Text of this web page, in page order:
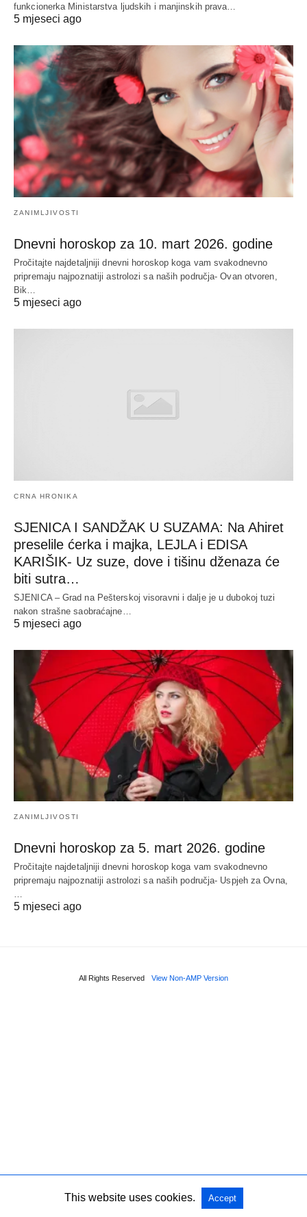
funkcionerka Ministarstva ljudskih i manjinskih prava…
5 mjeseci ago
ZANIMLJIVOSTI
Dnevni horoskop za 10. mart 2026. godine
Pročitajte najdetaljniji dnevni horoskop koga vam svakodnevno
pripremaju najpoznatiji astrolozi sa naših područja- Ovan otvoren,
Bik…
5 mjeseci ago
CRNA HRONIKA
SJENICA I SANDŽAK U SUZAMA: Na Ahiret
preselile ćerka i majka, LEJLA i EDISA
KARIŠIK- Uz suze, dove i tišinu dženaza će
biti sutra…
SJENICA – Grad na Pešterskoj visoravni i dalje je u dubokoj tuzi
nakon strašne saobraćajne…
5 mjeseci ago
ZANIMLJIVOSTI
Dnevni horoskop za 5. mart 2026. godine
Pročitajte najdetaljniji dnevni horoskop koga vam svakodnevno
pripremaju najpoznatiji astrolozi sa naših područja- Uspjeh za Ovna,
…
5 mjeseci ago
All Rights Reserved View Non-AMP Version
This website uses cookies. Accept